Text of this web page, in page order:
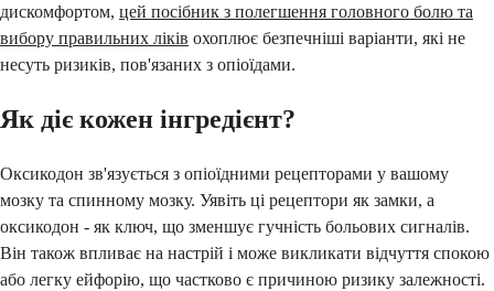
дискомфортом, цей посібник з полегшення головного болю та
вибору правильних ліків охоплює безпечніші варіанти, які не
несуть ризиків, пов'язаних з опіоїдами.
Як діє кожен інгредієнт?
Оксикодон зв'язується з опіоїдними рецепторами у вашому
мозку та спинному мозку. Уявіть ці рецептори як замки, а
оксикодон - як ключ, що зменшує гучність больових сигналів.
Він також впливає на настрій і може викликати відчуття спокою
або легку ейфорію, що частково є причиною ризику залежності.